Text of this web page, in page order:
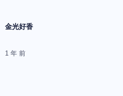
金光好香
1 年 前